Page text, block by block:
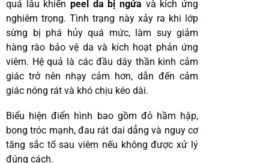
quá lâu khiến peel da bị ngứa và kích ứng
nghiêm trọng. Tình trạng này xảy ra khi lớp
sừng bị phá hủy quá mức, làm suy giảm
hàng rào bảo vệ da và kích hoạt phản ứng
viêm. Hệ quả là các đầu dây thần kinh cảm
giác trở nên nhạy cảm hơn, dẫn đến cảm
giác nóng rát và khó chịu kéo dài.
Biểu hiện điển hình bao gồm đỏ hầm hập,
bong tróc mạnh, đau rát dai dẳng và nguy cơ
tăng sắc tố sau viêm nếu không được xử lý
đúng cách.